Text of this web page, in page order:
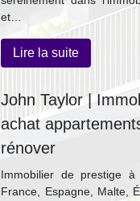
et…
Lire la suite
John Taylor |
achat
rénover
Immobilier de prestige
France, Espagne, Malte,